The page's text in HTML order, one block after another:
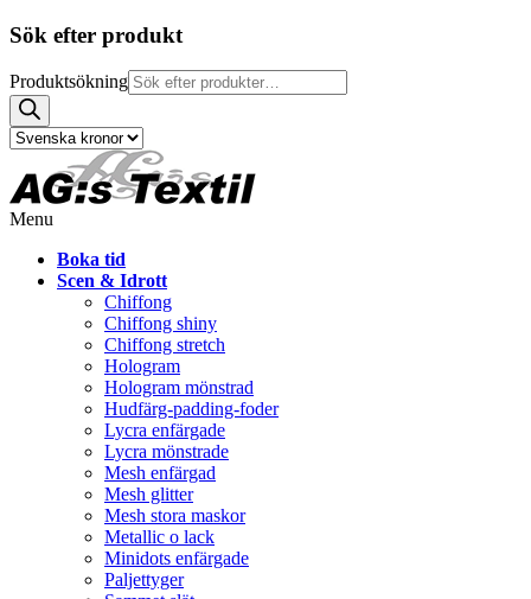
Sök efter produkt
Produktsökning
Menu
Boka tid
Scen & Idrott
Chiffong
Chiffong shiny
Chiffong stretch
Hologram
Hologram mönstrad
Hudfärg-padding-foder
Lycra enfärgade
Lycra mönstrade
Mesh enfärgad
Mesh glitter
Mesh stora maskor
Metallic o lack
Minidots enfärgade
Paljettyger